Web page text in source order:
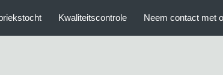
Kwaliteitscontrole Neem contact met